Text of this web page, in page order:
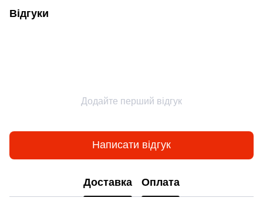
Відгуки
Додайте перший відгук
Написати відгук
Доставка Оплата